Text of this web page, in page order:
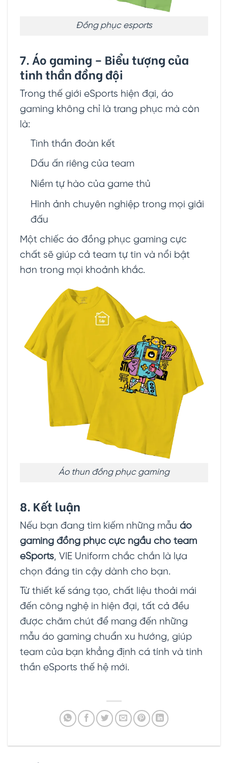
Đồng phục esports
7. Áo gaming – Biểu tượng của
tinh thần đồng đội
Trong thế giới eSports hiện đại, áo
gaming không chỉ là trang phục mà còn
là:
Tinh thần đoàn kết
Dấu ấn riêng của team
Niềm tự hào của game thủ
Hình ảnh chuyên nghiệp trong mọi giải
đấu
Một chiếc áo đồng phục gaming cực
chất sẽ giúp cả team tự tin và nổi bật
hơn trong mọi khoảnh khắc.
Áo thun đồng phục gaming
8. Kết luận
Nếu bạn đang tìm kiếm những mẫu áo
gaming đồng phục cực ngầu cho team
eSports, VIE Uniform chắc chắn là lựa
chọn đáng tin cậy dành cho bạn.
Từ thiết kế sáng tạo, chất liệu thoải mái
đến công nghệ in hiện đại, tất cả đều
được chăm chút để mang đến những
mẫu áo gaming chuẩn xu hướng, giúp
team của bạn khẳng định cá tính và tinh
thần eSports thế hệ mới.